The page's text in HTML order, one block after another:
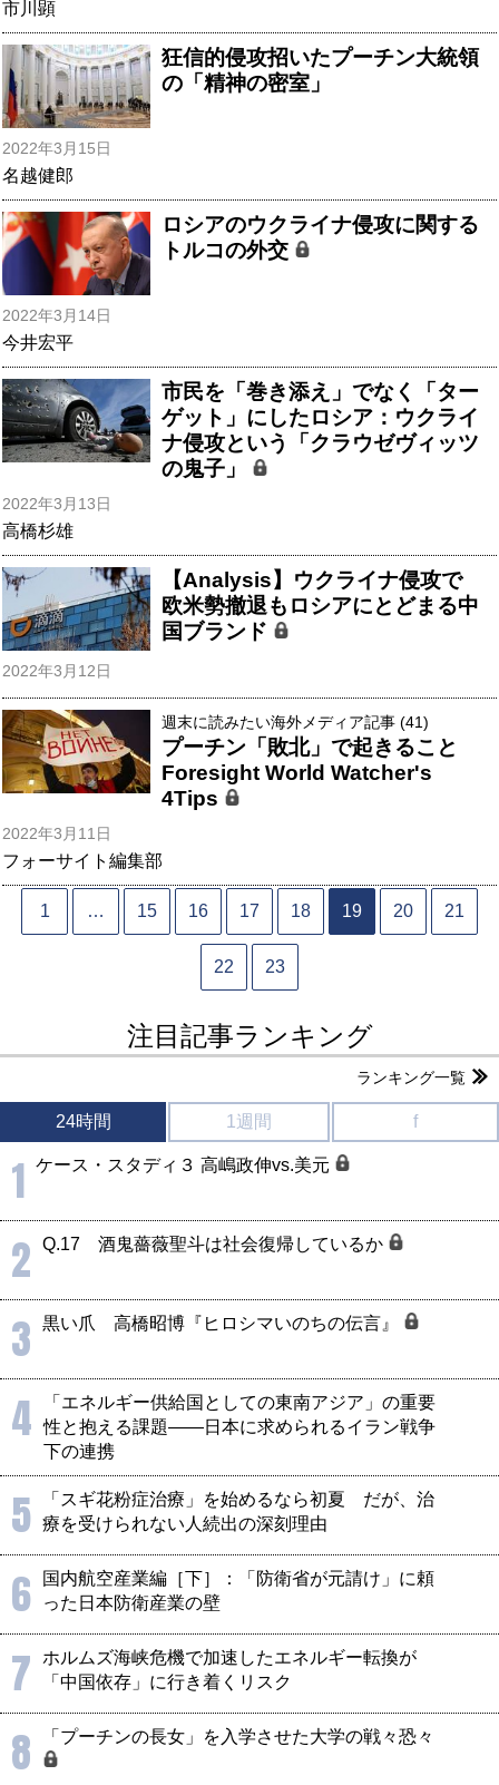
市川顕
狂信的侵攻招いたプーチン大統領
の「精神の密室」
2022年3月15日
名越健郎
ロシアのウクライナ侵攻に関する
トルコの外交
2022年3月14日
今井宏平
市民を「巻き添え」でなく「ター
ゲット」にしたロシア：ウクライ
ナ侵攻という「クラウゼヴィッツ
の鬼子」
2022年3月13日
高橋杉雄
【Analysis】ウクライナ侵攻で
欧米勢撤退もロシアにとどまる中
国ブランド
2022年3月12日
週末に読みたい海外メディア記事 (41)
プーチン「敗北」で起きること
Foresight World Watcher's
4Tips
2022年3月11日
フォーサイト編集部
1 … 15 16 17 18 19 20 21
22 23
注目記事ランキング
ランキング一覧
24時間 1週間 f
1 ケース・スタディ３ 高嶋政伸vs.美元
2 Q.17 酒鬼薔薇聖斗は社会復帰しているか
3 黒い爪 高橋昭博『ヒロシマいのちの伝言』
4
「エネルギー供給国としての東南アジア」の重要
性と抱える課題――日本に求められるイラン戦争
下の連携
5
「スギ花粉症治療」を始めるなら初夏 だが、治
療を受けられない人続出の深刻理由
6
国内航空産業編［下］：「防衛省が元請け」に頼
った日本防衛産業の壁
7
ホルムズ海峡危機で加速したエネルギー転換が
「中国依存」に行き着くリスク
8 「プーチンの長女」を入学させた大学の戦々恐々